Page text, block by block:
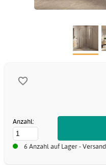
Anzahl:
6 Anzahl auf Lager -